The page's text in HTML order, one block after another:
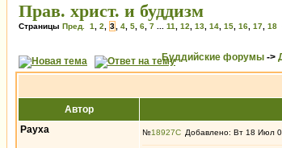
Прав. христ. и буддизм
Страницы Пред. 1 2 3 4 5 6 7 11 12 13 14 15 16 17 18
Буддийские форумы ->
Автор
Рауха
№18927 Добавлено: Вт 18 Июл